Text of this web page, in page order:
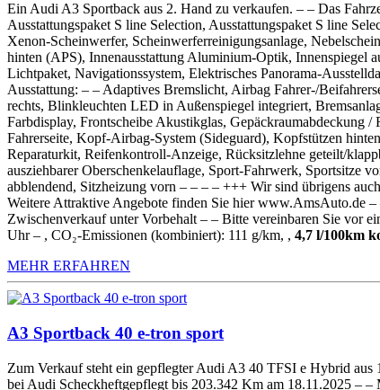
Ein Audi A3 Sportback aus 2. Hand zu verkaufen. – – Das
Ausstattungspaket S line Selection, Ausstattungspaket S line
Xenon-Scheinwerfer, Scheinwerferreinigungsanlage,
hinten (APS), Innenausstattung Aluminium-Optik, Innenspiegel
Lichtpaket, Navigationssystem, Elektrisches Panorama-
Ausstattung: – – Adaptives Bremslicht, Airbag Fahrer-/
rechts, Blinkleuchten LED in Außenspiegel integriert,
Farbdisplay, Frontscheibe Akustikglas,
Fahrerseite, Kopf-Airbag-System (Sideguard), Kopfstützen
Reparaturkit, Reifenkontroll-Anzeige, Rücksitzlehne geteilt/
ausziehbarer Oberschenkelauflage, Sport-Fahrwerk, Sportsitze
abblendend, Sitzheizung vorn – – – – +++ Wir sind übrigens
Weitere Attraktive Angebote finden Sie hier www.AmsAuto.de
Zwischenverkauf unter Vorbehalt – – Bitte vereinbaren Sie vor
Uhr – , CO₂-Emissionen (kombiniert): 111 g/km, , 4,7 l/100km
MEHR ERFAHREN
A3 Sportback 40 e-tron sport
Zum Verkauf steht ein gepflegter Audi A3 40 TFSI e Hybrid aus
bei Audi Scheckheftgepflegt bis 203.342 Km am 18.11.2025 –